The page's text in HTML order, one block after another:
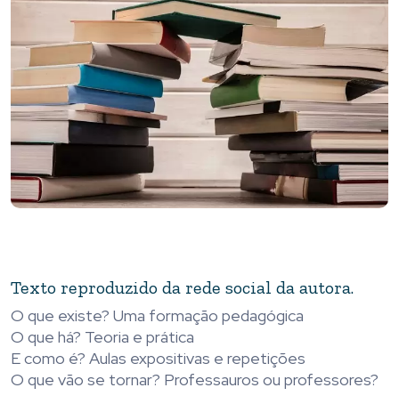
Texto reproduzido da rede social da autora.
O que existe? Uma formação pedagógica
O que há? Teoria e prática
E como é? Aulas expositivas e repetições
O que vão se tornar? Professauros ou professores?